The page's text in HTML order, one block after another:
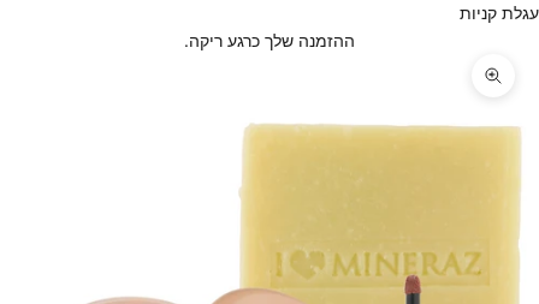
עגלת קניות
ההזמנה שלך כרגע ריקה.